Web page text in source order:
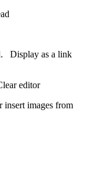
Display as a link
editor
insert images from